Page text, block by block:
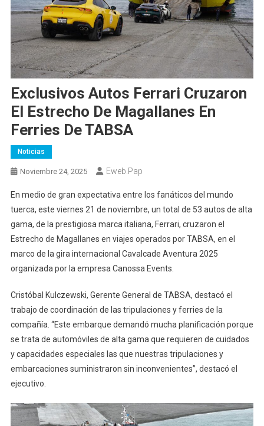
Exclusivos Autos Ferrari Cruzaron
El Estrecho De Magallanes En
Ferries De TABSA
Noticias
Noviembre 24, 2025 Eweb.pap
En medio de gran expectativa entre los fanáticos del mundo
tuerca, este viernes 21 de noviembre, un total de 53 autos de alta
gama, de la prestigiosa marca italiana, Ferrari, cruzaron el
Estrecho de Magallanes en viajes operados por TABSA, en el
marco de la gira internacional Cavalcade Aventura 2025
organizada por la empresa Canossa Events.
Cristóbal Kulczewski, Gerente General de TABSA, destacó el
trabajo de coordinación de las tripulaciones y ferries de la
compañía. “Este embarque demandó mucha planificación porque
se trata de automóviles de alta gama que requieren de cuidados
y capacidades especiales las que nuestras tripulaciones y
embarcaciones suministraron sin inconvenientes”, destacó el
ejecutivo.